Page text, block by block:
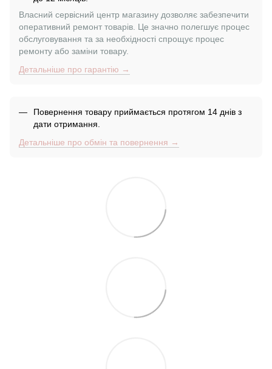
Власний сервісний центр магазину дозволяє забезпечити
оперативний ремонт товарів. Це значно полегшує процес
обслуговування та за необхідності спрощує процес
ремонту або заміни товару.
Детальніше про гарантію →
Повернення товару приймається протягом 14 днів з
дати отримання.
Детальніше про обмін та повернення →